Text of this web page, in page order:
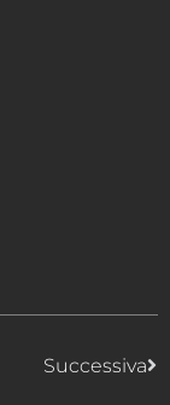
Successiva